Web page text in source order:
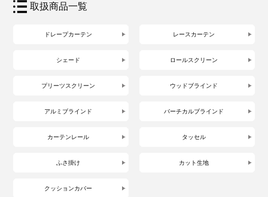
取扱商品一覧
ドレープカーテン レースカーテン
シェード ロールスクリーン
プリーツスクリーン ウッドブラインド
アルミブラインド バーチカルブラインド
カーテンレール タッセル
ふさ掛け カット生地
クッションカバー